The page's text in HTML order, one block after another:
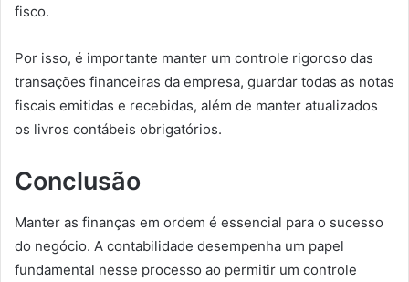
fisco.
Por isso, é importante manter um controle rigoroso das
transações financeiras da empresa, guardar todas as notas
fiscais emitidas e recebidas, além de manter atualizados
os livros contábeis obrigatórios.
Conclusão
Manter as finanças em ordem é essencial para o sucesso
do negócio. A contabilidade desempenha um papel
fundamental nesse processo ao permitir um controle